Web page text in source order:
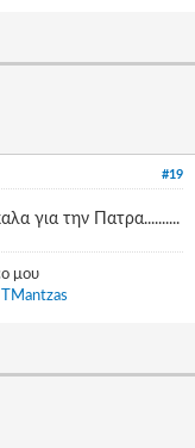
#19
για την Πατρα..........
μου
TMantzas